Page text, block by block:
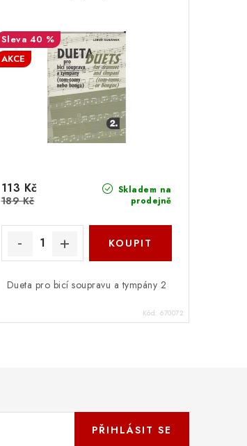
40 %
AKCE
Skladem na
prodejně
113 Kč
189 Kč
Dueta pro bicí soupravu a tympány 2
Kód: 670072
PŘIHLÁSIT SE